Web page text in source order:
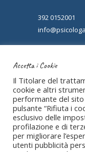
392 0152001
Accetta i Cookie
Il Titolare del
cookie e altri
performante del sito
pulsante “Rifiuta i
esclusivo delle
profilazione e di
per migliorare
utenti pubblicità